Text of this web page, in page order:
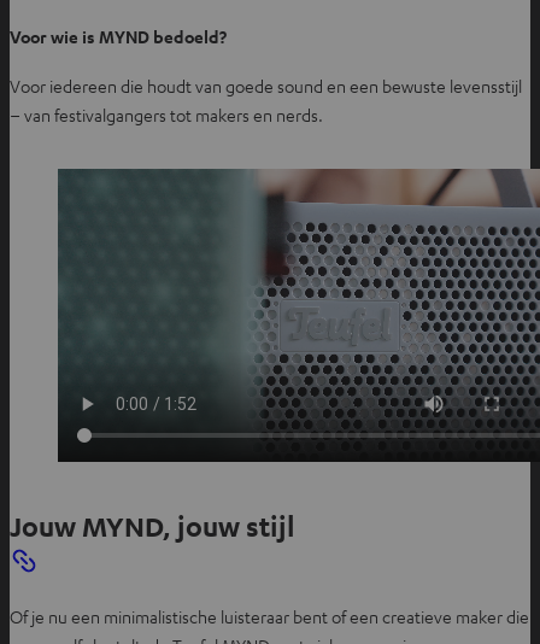
Voor wie is MYND bedoeld?
Voor iedereen die houdt van goede sound en een bewuste levensstijl
– van festivalgangers tot makers en nerds.
Jouw MYND, jouw stijl
Of je nu een minimalistische luisteraar bent of een creatieve maker die